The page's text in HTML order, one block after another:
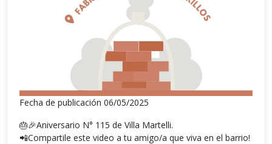
Fecha de publicación 06/05/2025
🎂🎉Aniversario N° 115 de Villa Martelli.
📲Compartile este video a tu amigo/a que viva en el barrio!